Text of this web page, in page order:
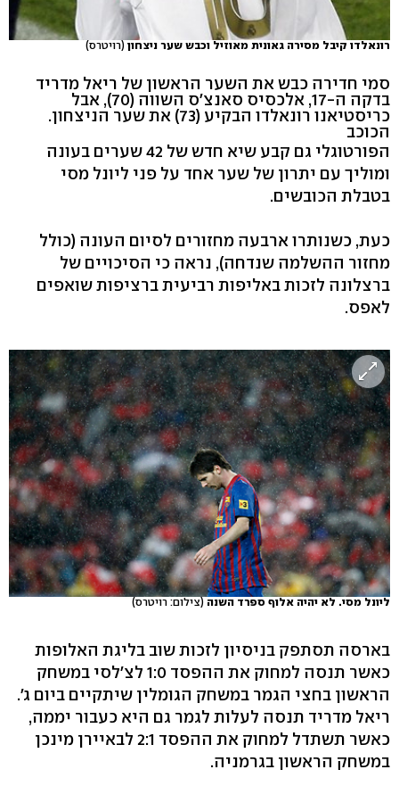
רונאלדו קיבל מסירה גאונית מאוזיל וכבש שער ניצחון (רויטרס)
סמי חדירה כבש את השער הראשון של ריאל מדריד
בדקה ה-17, אלכסיס סאנצ'ס השווה (70), אבל
כריסטיאנו רונאלדו הבקיע (73) את שער הניצחון.
הכוכב
הפורטוגלי גם קבע שיא חדש של 42 שערים בעונה
ומוליך עם יתרון של שער אחד על פני ליונל מסי
בטבלת הכובשים.
כעת, כשנותרו ארבעה מחזורים לסיום העונה (כולל
מחזור ההשלמה שנדחה), נראה כי הסיכויים של
ברצלונה לזכות באליפות רביעית ברציפות שואפים
לאפס.
ליונל מסי. לא יהיה אלוף ספרד השנה (צילום: רויטרס)
בארסה תסתפק בניסיון לזכות שוב בליגת האלופות
כאשר תנסה למחוק את ההפסד 1:0 לצ'לסי במשחק
הראשון בחצי הגמר במשחק הגומלין שיתקיים ביום ג'.
ריאל מדריד תנסה לעלות לגמר גם היא כעבור יממה,
כאשר תשתדל למחוק את ההפסד 2:1 לבאיירן מינכן
במשחק הראשון בגרמניה.